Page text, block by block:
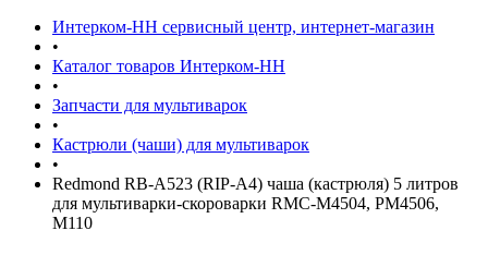
Интерком-НН сервисный центр, интернет-магазин
•
Каталог товаров Интерком-НН
•
Запчасти для мультиварок
•
Кастрюли (чаши) для мультиварок
•
Redmond RB-A523 (RIP-А4) чаша (кастрюля) 5 литров
для мультиварки-скороварки RMC-M4504, PM4506,
M110